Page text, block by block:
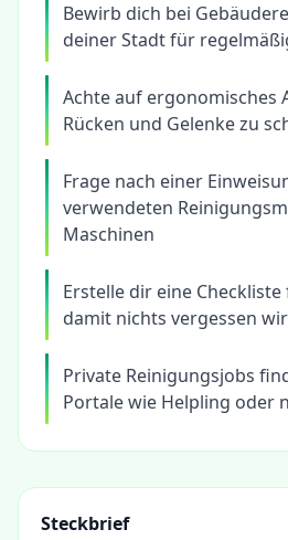
Bewirb dich bei
deiner Stadt für
Achte auf ergonomisches
Rücken und Gelenke zu
Frage nach einer
verwendeten
Maschinen
Erstelle dir eine
damit nichts vergessen
Private Reinigungsjobs
Portale wie Helpling oder
Steckbrief